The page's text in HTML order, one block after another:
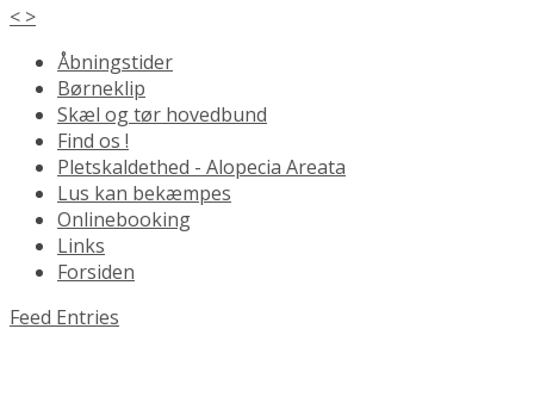
< >
Åbningstider
Børneklip
Skæl og tør hovedbund
Find os !
Pletskaldethed - Alopecia Areata
Lus kan bekæmpes
Onlinebooking
Links
Forsiden
Feed Entries